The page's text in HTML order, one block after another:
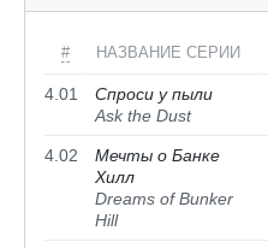
# НАЗВАНИЕ СЕРИИ
4.01
Спроси у пыли
Ask the Dust
4.02
Мечты о Банке
Хилл
Dreams of Bunker
Hill